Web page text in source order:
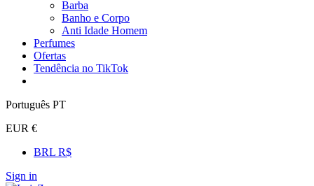
Barba
Banho e Corpo
Anti Idade Homem
Perfumes
Ofertas
Tendência no TikTok
Português PT
EUR €
BRL R$
Sign in